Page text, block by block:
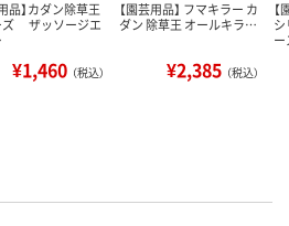
品】カダン除草王
ズ ザッソージエ
¥1,460 （税込）
【園芸用品】 フマキラー カ
ダン 除草王 オールキラ…
¥2,385 （税込）